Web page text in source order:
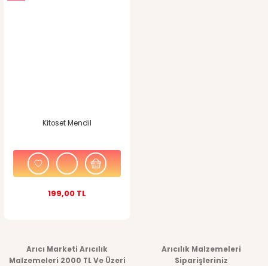
Kitoset Mendil
199,00 TL
Arıcı Marketi Arıcılık
Malzemeleri 2000 TL Ve Üzeri
Arıcılık Malzemeleri
Siparişleriniz